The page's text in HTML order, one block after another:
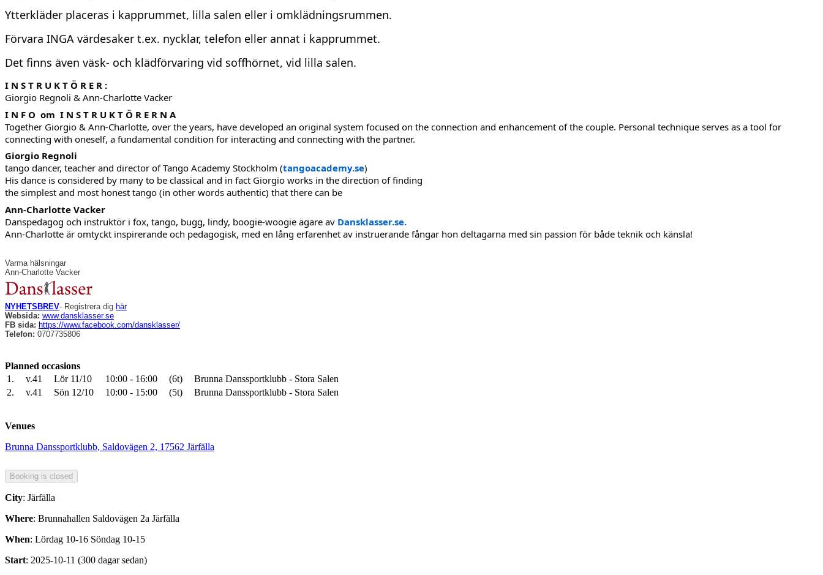
Ytterkläder placeras i kapprummet, lilla salen eller i omklädningsrummen.
Förvara INGA värdesaker t.ex. nycklar, telefon eller annat i kapprummet.
Det finns även väsk- och klädförvaring vid soffhörnet, vid lilla salen.
I N S T R U K T Ö R E R :
Giorgio Regnoli & Ann-Charlotte Vacker
I N F O om I N S T R U K T Ö R E R N A
Together Giorgio & Ann-Charlotte, over the years, have developed an original system focused on the connection and enhancement of the couple. Personal technique serves as a tool for
connecting with oneself, a fundamental condition for interacting and connecting with the partner.
Giorgio Regnoli
tango dancer, teacher and director of Tango Academy Stockholm (tangoacademy.se)
His dance is considered by many to be classical and in fact Giorgio works in the direction of finding
the simplest and most honest tango (in other words authentic) that there can be
Ann-Charlotte Vacker
Danspedagog och instruktör i fox, tango, bugg, lindy, boogie-woogie ägare av Dansklasser.se.
Ann-Charlotte är omtyckt inspirerande och pedagogisk, med en lång erfarenhet av instruerande fångar hon deltagarna med sin passion för både teknik och känsla!
Varma hälsningar
Ann-Charlotte Vacker
NYHETSBREV- Registrera dig här
Websida: www.dansklasser.se
FB sida: https://www.facebook.com/dansklasser/
Telefon: 0707735806
Planned occasions
1.
v.41 Lör 11/10 10:00 - 16:00 (6t)
Brunna Danssportklubb - Stora Salen
2.
v.41 Sön 12/10 10:00 - 15:00 (5t) Brunna Danssportklubb - Stora Salen
Venues
Brunna Danssportklubb, Saldovägen 2, 17562 Järfälla
City: Järfälla
Where: Brunnahallen Saldovägen 2a Järfälla
When: Lördag 10-16 Söndag 10-15
Start: 2025-10-11 (300 dagar sedan)